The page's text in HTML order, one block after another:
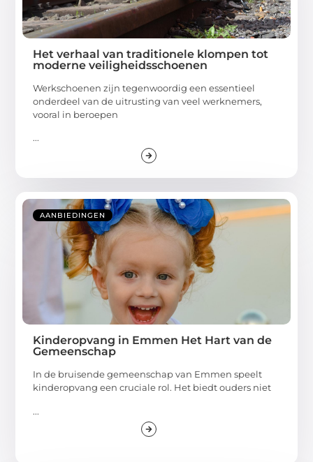
Het verhaal van traditionele klompen tot
moderne veiligheidsschoenen
Werkschoenen zijn tegenwoordig een essentieel
onderdeel van de uitrusting van veel werknemers,
vooral in beroepen
...
AANBIEDINGEN
Kinderopvang in Emmen Het Hart van de
Gemeenschap
In de bruisende gemeenschap van Emmen speelt
kinderopvang een cruciale rol. Het biedt ouders niet
...